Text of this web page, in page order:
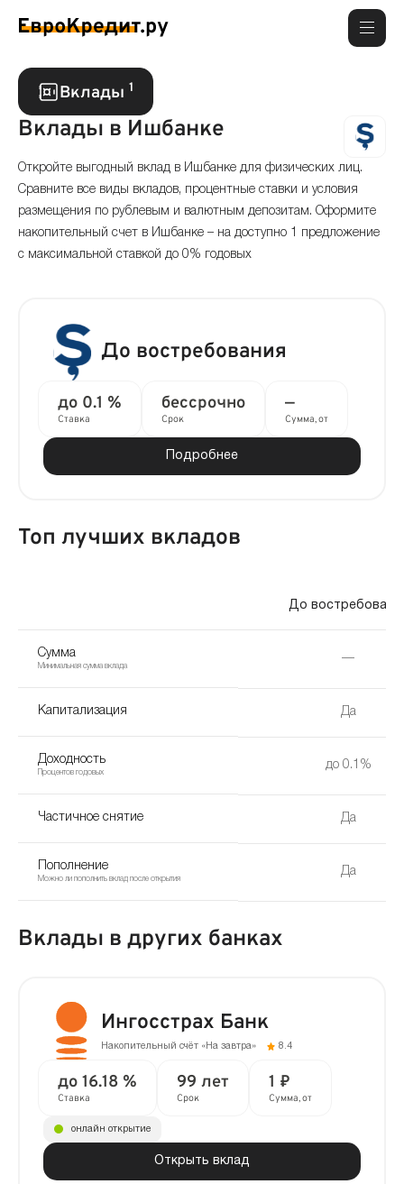
Вклады 1
Вклады в Ишбанке
Откройте выгодный вклад в Ишбанке для физических лиц.
Сравните все виды вкладов, процентные ставки и условия
размещения по рублевым и валютным депозитам. Оформите
накопительный счет в Ишбанке – на доступно 1 предложение
с максимальной ставкой до 0% годовых
До востребования
до 0.1 %
Ставка
бессрочно
Срок
—
Сумма, от
Подробнее
Топ лучших вкладов
До
Сумма
Минимальная сумма вклада
—
Капитализация Да
Доходность
Процентов годовых
до 0.1%
Частичное снятие Да
Пополнение
Можно ли пополнить вклад после открытия
Да
Вклады в других банках
Ингосстрах Банк
Накопительный счёт «На завтра» 8.4
до 16.18 %
Ставка
99 лет
Срок
1 ₽
Сумма, от
Открыть вклад
онлайн открытие